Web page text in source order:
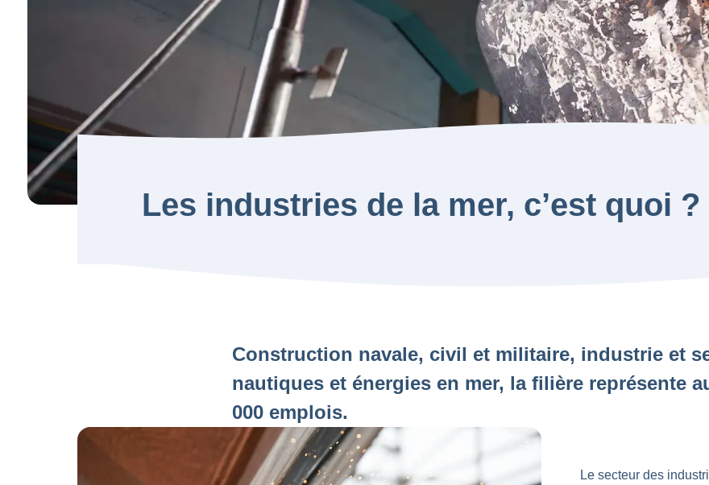
Les industries de la mer, c’est quoi ?
Construction navale, civil et militaire, industrie et
nautiques et énergies en mer, la filière représente
000 emplois.
Le secteur des